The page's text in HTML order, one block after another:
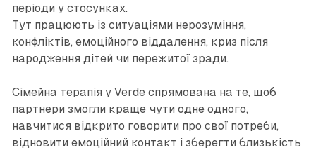
періоди у стосунках.
Тут працюють із ситуаціями нерозуміння,
конфліктів, емоційного віддалення, криз після
народження дітей чи пережитої зради.
Сімейна терапія у Verde спрямована на те, щоб
партнери змогли краще чути одне одного,
навчитися відкрито говорити про свої потреби,
відновити емоційний контакт і зберегти близькість